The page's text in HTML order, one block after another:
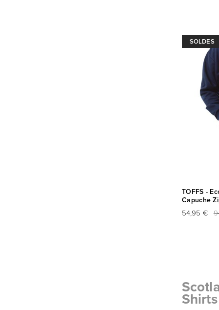
SOLDES
TOFFS -
Capuche
54,95 €
Shirts